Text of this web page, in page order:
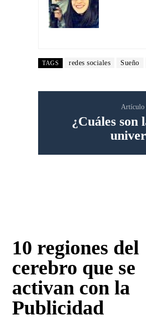
TAGS redes sociales Sueño
Artículo
¿Cuáles son
10 regiones del
cerebro que se
activan con la
Publicidad